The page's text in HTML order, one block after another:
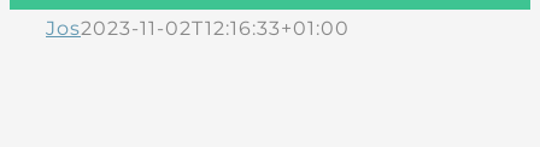
Jos2023-11-02T12:16:33+01:00